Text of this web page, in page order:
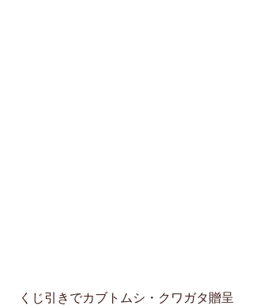
くじ引きでカブトムシ・クワガタ贈呈